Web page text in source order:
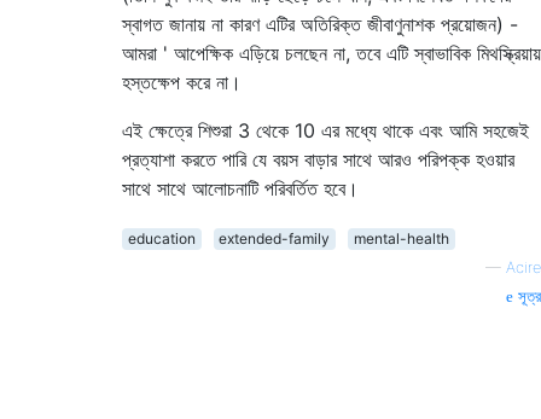
স্বাগত জানায় না কারণ এটির অতিরিক্ত জীবাণুনাশক প্রয়োজন) -
আমরা ' আপেক্ষিক এড়িয়ে চলছেন না, তবে এটি স্বাভাবিক মিথস্ক্রিয়ায়
হস্তক্ষেপ করে না।
এই ক্ষেত্রে শিশুরা 3 থেকে 10 এর মধ্যে থাকে এবং আমি সহজেই
প্রত্যাশা করতে পারি যে বয়স বাড়ার সাথে আরও পরিপক্ক হওয়ার
সাথে সাথে আলোচনাটি পরিবর্তিত হবে।
education extended-family
mental-health
— Acire
সূত্র